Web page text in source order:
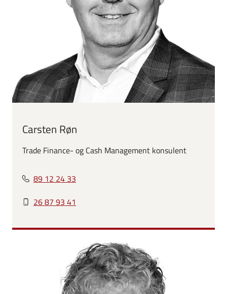
Carsten Røn
Trade Finance- og Cash Management konsulent
89 12 24 33
26 87 93 41